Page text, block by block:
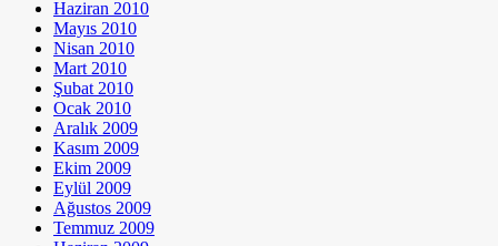
Haziran 2010
Mayıs 2010
Nisan 2010
Mart 2010
Şubat 2010
Ocak 2010
Aralık 2009
Kasım 2009
Ekim 2009
Eylül 2009
Ağustos 2009
Temmuz 2009